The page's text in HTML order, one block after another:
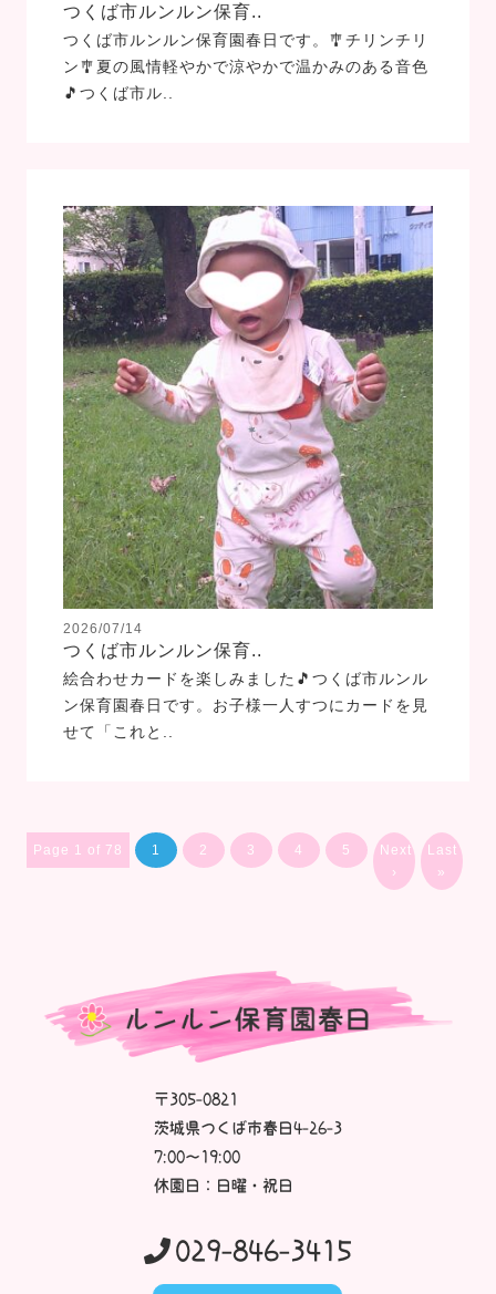
つくば市ルンルン保育..
つくば市ルンルン保育園春日です。🎐チリンチリ
ン🎐夏の風情軽やかで涼やかで温かみのある音色
🎵つくば市ル..
2026/07/14
つくば市ルンルン保育..
絵合わせカードを楽しみました🎵つくば市ルンル
ン保育園春日です。お子様一人すつにカードを見
せて「これと..
Page 1 of 78 1 2 3 4 5
Next
›
Last
»
〒305-0821
茨城県つくば市春日4-26-3
7:00～19:00
休園日：日曜・祝日
029-846-3415